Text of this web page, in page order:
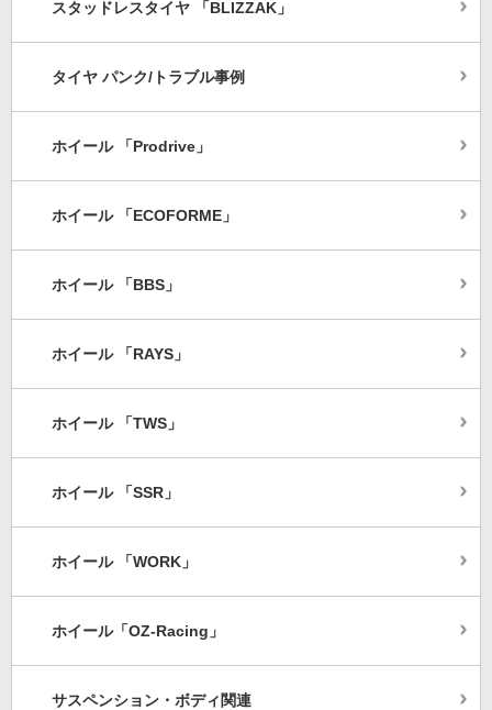
スタッドレスタイヤ 「BLIZZAK」
タイヤ パンク/トラブル事例
ホイール 「Prodrive」
ホイール 「ECOFORME」
ホイール 「BBS」
ホイール 「RAYS」
ホイール 「TWS」
ホイール 「SSR」
ホイール 「WORK」
ホイール「OZ-Racing」
サスペンション・ボディ関連